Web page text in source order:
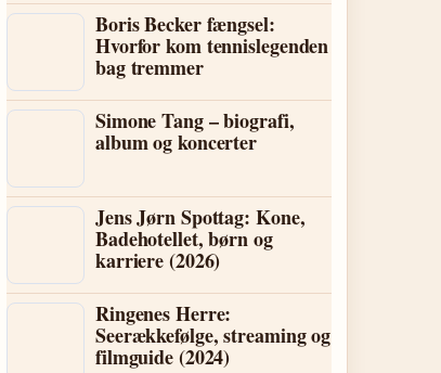
Boris Becker fængsel:
Hvorfor kom tennislegenden
bag tremmer
Simone Tang – biografi,
album og koncerter
Jens Jørn Spottag: Kone,
Badehotellet, børn og
karriere (2026)
Ringenes Herre:
Seerækkefølge, streaming og
filmguide (2024)